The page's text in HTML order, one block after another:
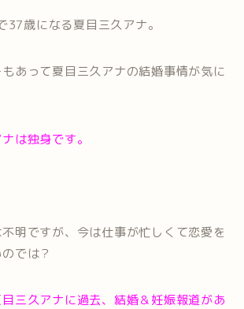
歳になる夏目三久アナ。
あって夏目三久アナの結婚事情が気に
は独身です。
明ですが、今は仕事が忙しくて恋愛を
では？
目三久アナに過去、結婚＆妊娠報道があ